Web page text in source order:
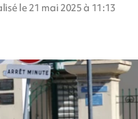
le 21 mai 2025 à 11:13